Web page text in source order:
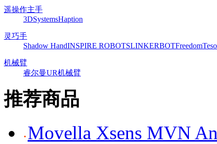
遥操作主手
3DSystemsHaption
灵巧手
Shadow HandINSPIRE ROBOTSLINKERBOTFreedom
机械臂
睿尔曼UR机械臂
推荐商品
Movella Xsens MVN